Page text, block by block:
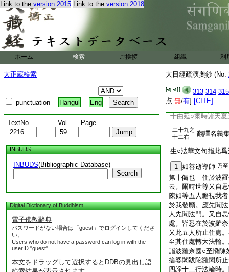
Link to the version 2015 Link to the version 2018
ホーム 検索 ご挨拶 組織 利
大正蔵検索
punctuation Hangul Eng
TextNo. Vol. Page
INBUDS
INBUDS(Bibliographic Database)
Search
Digital Dictionary of Buddhism
電子佛教辭典
パスワードがない場合は「guest」でログインしてくださ
い。
Users who do not have a password can log in with the
userID "guest".
本文をドラッグして選択するとDDBの見出し語
大日經疏演奧鈔 (No.
313 314 315
点:無/有] [CITE]
諸天作天伎樂。散
寶蓋及以幢幡。充
部所設供養亦復如
生皆悉慈愛無瞋害
者。皆乘神通到菩
十七
槃經第二十九云。
其根入地深五由延
十由延○爾時諸天
二十九之
十二右
翻譯名義
生○法華文句指此
1 如善逝導師 乃至
第十偈也 住於波羅
云。爾時世尊又自
陳如等五人瞻視我
於我發願。應先聞
人先聞法門。又自
處。皆悉在於波羅
又此五人所止住處
至其住處轉大法輪
詣波羅奈國○至憍陳
捨婆闍跋陀羅闍所
四諦十二行法輪時